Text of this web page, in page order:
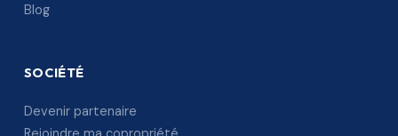
Blog
SOCIÉTÉ
Devenir partenaire